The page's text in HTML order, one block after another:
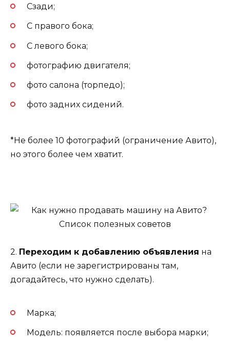
Сзади;
С правого бока;
С левого бока;
фотографию двигателя;
фото салона (торпедо);
фото задних сидений.
*Не более 10 фотографий (ограничение Авито),
но этого более чем хватит.
2. Переходим к добавлению объявления на
Авито (если не зарегистрированы там,
догадайтесь, что нужно сделать).
Марка;
Модель: появляется после выбора марки;